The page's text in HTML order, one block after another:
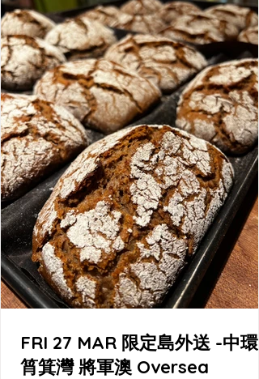
FRI 27 MAR 限定島外送 -中環
筲箕灣 將軍澳 Oversea